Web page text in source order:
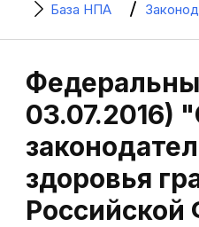
База НПА
03.07.2016)
здоровья